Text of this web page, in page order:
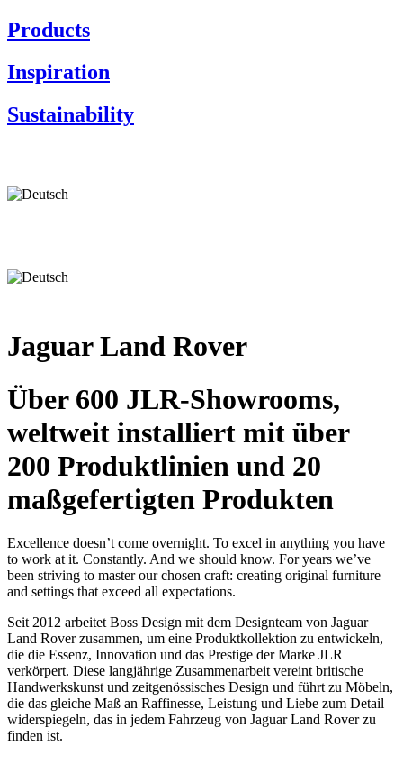
Products
Inspiration
Sustainability
Jaguar Land Rover
Über 600 JLR-Showrooms,
weltweit installiert mit über
200 Produktlinien und 20
maßgefertigten Produkten
Excellence doesn’t come overnight. To excel in anything you have
to work at it. Constantly. And we should know. For years we’ve
been striving to master our chosen craft: creating original furniture
and settings that exceed all expectations.
Seit 2012 arbeitet Boss Design mit dem Designteam von Jaguar
Land Rover zusammen, um eine Produktkollektion zu entwickeln,
die die Essenz, Innovation und das Prestige der Marke JLR
verkörpert. Diese langjährige Zusammenarbeit vereint britische
Handwerkskunst und zeitgenössisches Design und führt zu Möbeln,
die das gleiche Maß an Raffinesse, Leistung und Liebe zum Detail
widerspiegeln, das in jedem Fahrzeug von Jaguar Land Rover zu
finden ist.